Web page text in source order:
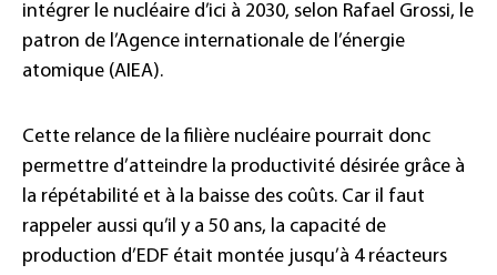
intégrer le nucléaire d’ici à 2030, selon Rafael Grossi, le
patron de l’Agence internationale de l’énergie
atomique (AIEA).
Cette relance de la filière nucléaire pourrait donc
permettre d’atteindre la productivité désirée grâce à
la répétabilité et à la baisse des coûts. Car il faut
rappeler aussi qu’il y a 50 ans, la capacité de
production d’EDF était montée jusqu’à 4 réacteurs